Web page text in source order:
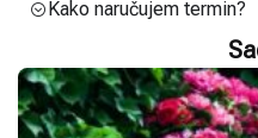
Kako naručujem termin?